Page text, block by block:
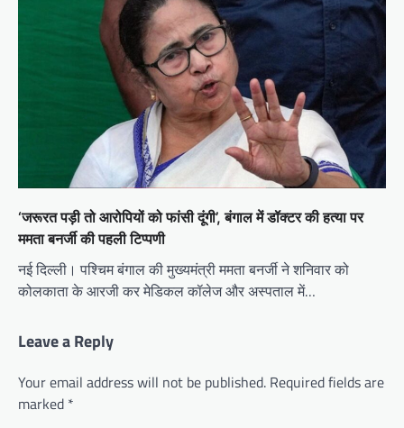
‘जरूरत पड़ी तो आरोपियों को फांसी दूंगी’, बंगाल में डॉक्टर की हत्या पर
ममता बनर्जी की पहली टिप्पणी
नई दिल्ली। पश्चिम बंगाल की मुख्यमंत्री ममता बनर्जी ने शनिवार को
कोलकाता के आरजी कर मेडिकल कॉलेज और अस्पताल में…
Leave a Reply
Your email address will not be published. Required fields are
marked *